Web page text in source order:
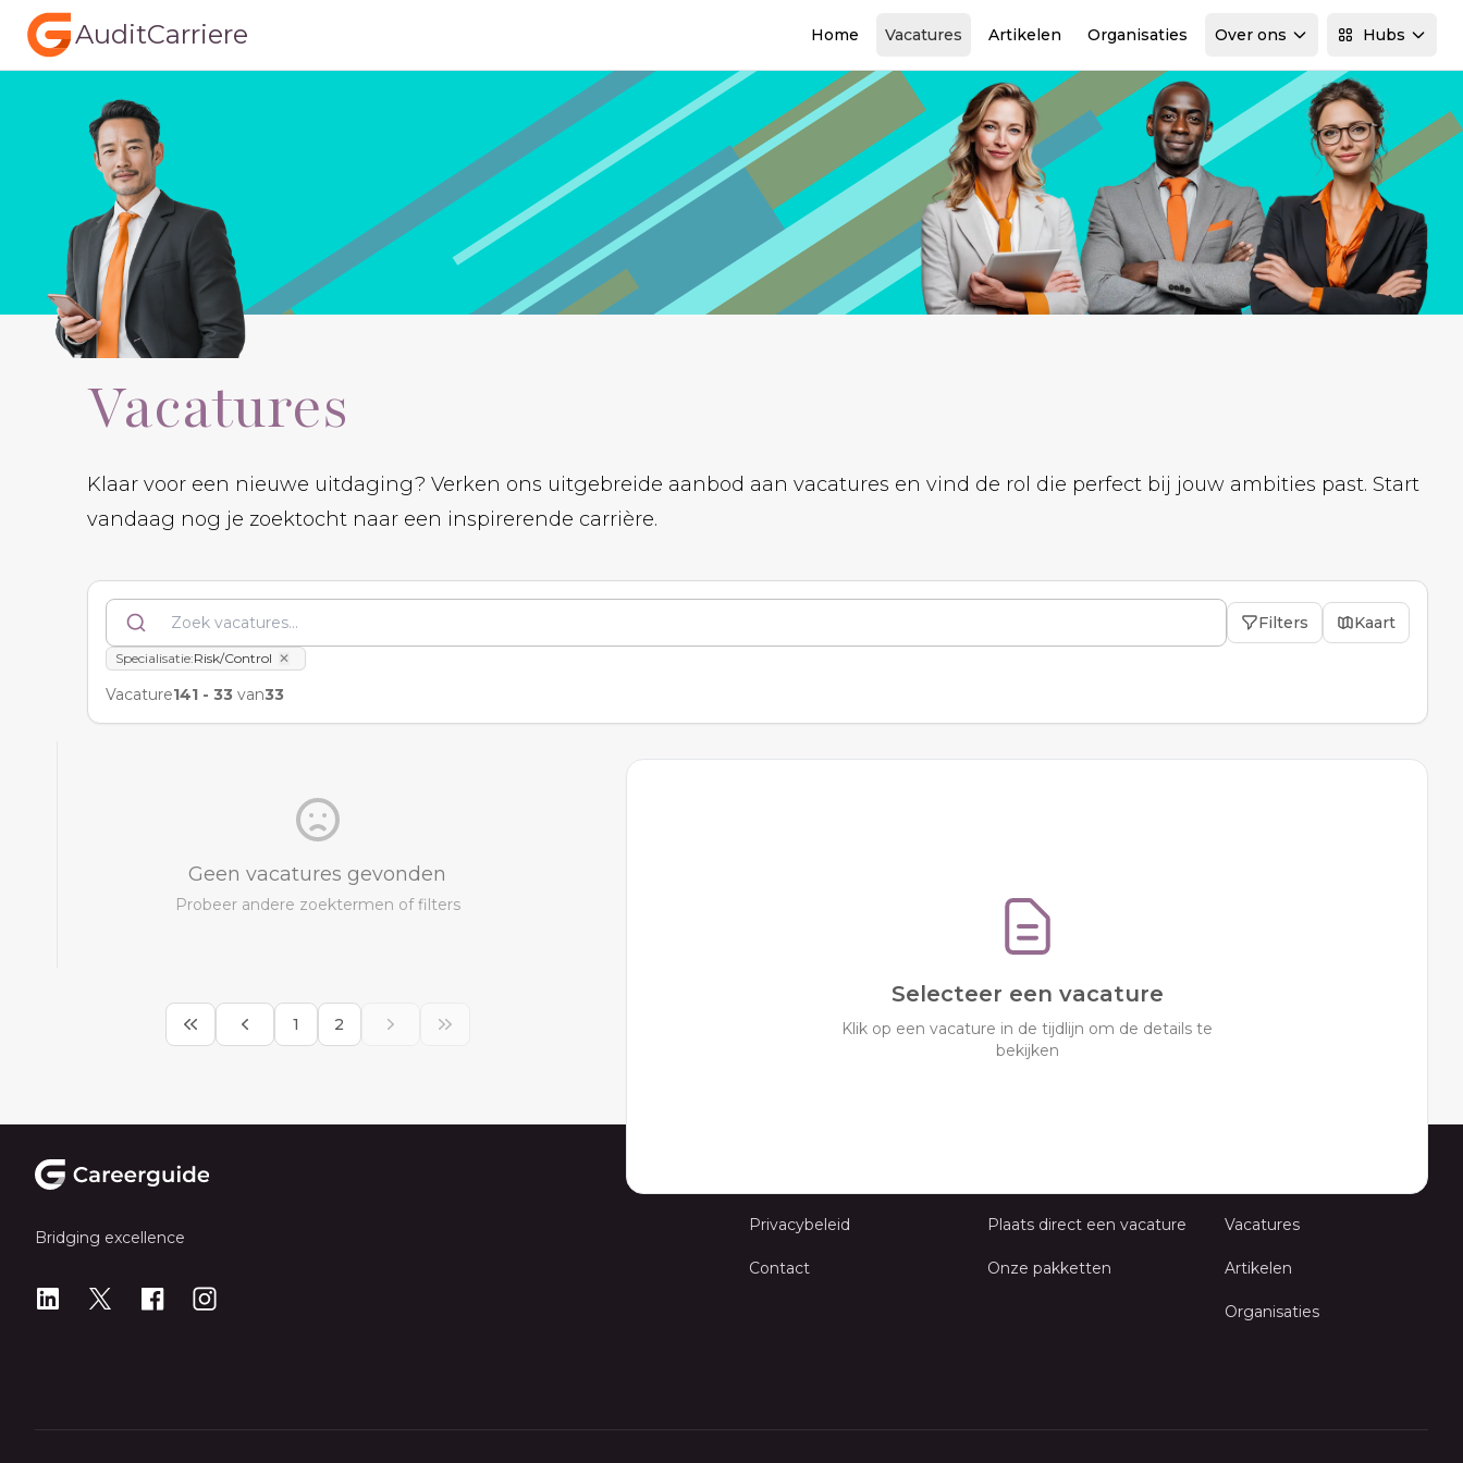
AuditCarriere Home Vacatures Artikelen Organisaties Over ons Hubs
Vacatures
Klaar voor een nieuwe uitdaging? Verken ons uitgebreide aanbod aan vacatures en vind de rol die perfect bij jouw ambities past. Start
vandaag nog je zoektocht naar een inspirerende carrière.
Specialisatie:Risk/Control ✕
Filters Kaart
Vacature141 - 33 van33
Geen vacatures gevonden
Probeer andere zoektermen of filters
1 2
Selecteer een vacature
Klik op een vacature in de tijdlijn om de details te
bekijken
Bridging excellence
LinkedIn
X Instagram
Privacybeleid
Contact
Plaats direct een vacature
Onze pakketten
Vacatures
Artikelen
Organisaties